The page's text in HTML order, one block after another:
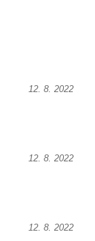
12. 8. 2022
12. 8. 2022
12. 8. 2022